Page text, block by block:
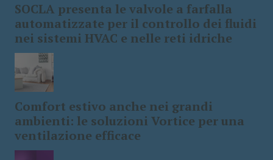
SOCLA presenta le valvole a farfalla
automatizzate per il controllo dei fluidi
nei sistemi HVAC e nelle reti idriche
Comfort estivo anche nei grandi
ambienti: le soluzioni Vortice per una
ventilazione efficace